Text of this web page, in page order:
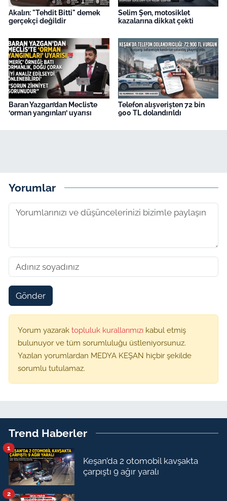
Akalın: "Tehdit Bitti" demek
gerçekçi değildir
Selim Şen, motosiklet
kazalarına dikkat çekti
Baran Yazgan’dan Meclis’te
‘orman yangınları’ uyarısı
Telefon alışverişten 72 bin
900 TL dolandırıldı
Yorumlar
Gönder
Yorum yazarak topluluk kurallarımızı kabul etmiş
bulunuyor ve tüm sorumluluğu üstleniyorsunuz.
Yazılan yorumlardan MEDYA KEŞAN hiçbir şekilde
sorumlu tutulamaz.
Trend Haberler
Keşan’da 2 otomobil kavşakta
çarpıştı 9 ağır yaralı
1
2